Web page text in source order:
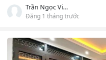
Trần Ngọc Vinh
Đăng 1 tháng trước